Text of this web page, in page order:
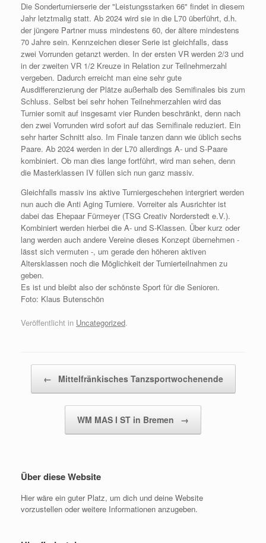
Die Sonderturnierserie der "Leistungsstarken 66" findet in diesem
Jahr letztmalig statt. Ab 2024 wird sie in die L70 überführt, d.h.
der jüngere Partner muss mindestens 60, der ältere mindestens
70 Jahre sein. Kennzeichen dieser Serie ist gleichfalls, dass
zwei Vorrunden getanzt werden. In der ersten VR werden 2/3 und
in der zweiten VR 1/2 Kreuze in Relation zur Teilnehmerzahl
vergeben. Dadurch erreicht man eine sehr gute
Ausdifferenzierung der Plätze außerhalb des Semifinales bis zum
Schluss. Selbst bei sehr hohen Teilnehmerzahlen wird das
Turnier somit auf insgesamt vier Runden beschränkt, denn nach
den zwei Vorrunden wird sofort auf das Semifinale reduziert. Ein
sehr harter Schnitt also. Im Finale tanzen dann wie üblich sechs
Paare. Ab 2024 werden in der L70 allerdings A- und S-Paare
kombiniert. Ob man dies lange fortführt, wird man sehen, denn
die Masterklassen IV füllen sich nun ganz massiv.
Gleichfalls massiv ins aktive Turniergeschehen intergriert werden
nun auch die Anti Aging Turniere. Vorreiter als Ausrichter ist
dabei das Ehepaar Fürmeyer (TSG Creativ Norderstedt e.V.).
Kombiniert werden hierbei die A- und S-Klassen. Über kurz oder
lang werden auch andere Vereine dieses Konzept übernehmen -
lässt sich vermuten -, um gerade den höheren aktiven
Altersklassen noch die Möglichkeit der Turnierteilnahmen zu
geben.
Es ist und bleibt also der schönste Sport für die Senioren.
Foto: Klaus Butenschön
Veröffentlicht in Uncategorized.
Beitragsnavigation
← Mittelfränkisches Tanzsportwochenende
WM MAS I ST in Bremen →
Über diese Website
Hier wäre ein guter Platz, um dich und deine Website
vorzustellen oder weitere Informationen anzugeben.